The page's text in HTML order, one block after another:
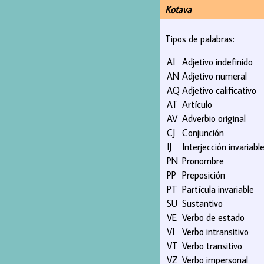
Kotava
Tipos de palabras:
AI Adjetivo indefinido
AN Adjetivo numeral
AQ Adjetivo calificativo
AT Artículo
AV Adverbio original
CJ Conjunción
IJ
Interjección invariable
PN Pronombre
PP Preposición
PT Partícula invariable
SU Sustantivo
VE Verbo de estado
VI
Verbo intransitivo
VT Verbo transitivo
VZ Verbo impersonal